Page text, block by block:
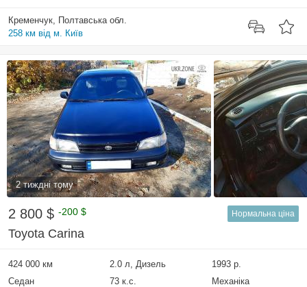
Кременчук, Полтавська обл.
258 км від м. Київ
2 тиждні тому
2 800 $ -200 $ Нормальна ціна
Toyota Carina
424 000 км 2.0 л, Дизель
1993 р.
Седан
73 к.с.
Механіка